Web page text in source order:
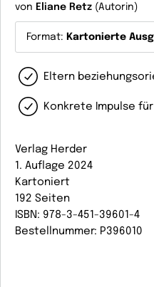
von Eliane Retz (Autorin)
Format: Kartonierte
Eltern
Konkrete Impulse
Verlag Herder
1. Auflage 2024
Kartoniert
192 Seiten
ISBN: 978-3-451-39601-4
Bestellnummer: P396010